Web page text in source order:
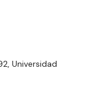
Universidad